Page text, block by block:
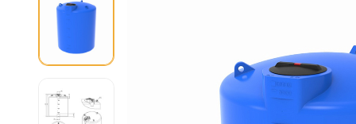
Емкости
Емкости
Емкости
Емкости